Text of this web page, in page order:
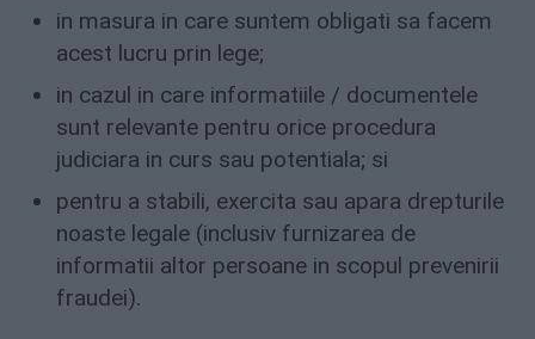
in masura in care suntem obligati sa facem
acest lucru prin lege;
in cazul in care informatiile / documentele
sunt relevante pentru orice procedura
judiciara in curs sau potentiala; si
pentru a stabili, exercita sau apara drepturile
noaste legale (inclusiv furnizarea de
informatii altor persoane in scopul prevenirii
fraudei).